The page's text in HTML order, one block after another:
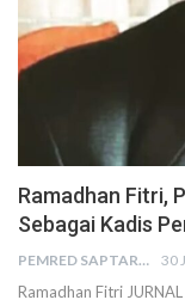
Ramadhan Fitri,
Sebagai Kadis
PEMRED SAPTARIUS 30
Ramadhan Fitri